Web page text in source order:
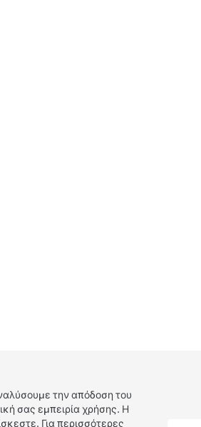
την απόδοση του
σας εμπειρία χρήσης. Η
Για περισσότερες